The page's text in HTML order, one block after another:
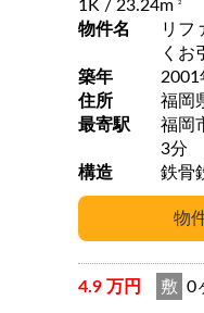
1K / 23.24m 2
物件名
リフ
くお
築年
2001
住所
福岡
最寄駅
福岡市
3分
構造
鉄骨
4.9 万円 敷 0